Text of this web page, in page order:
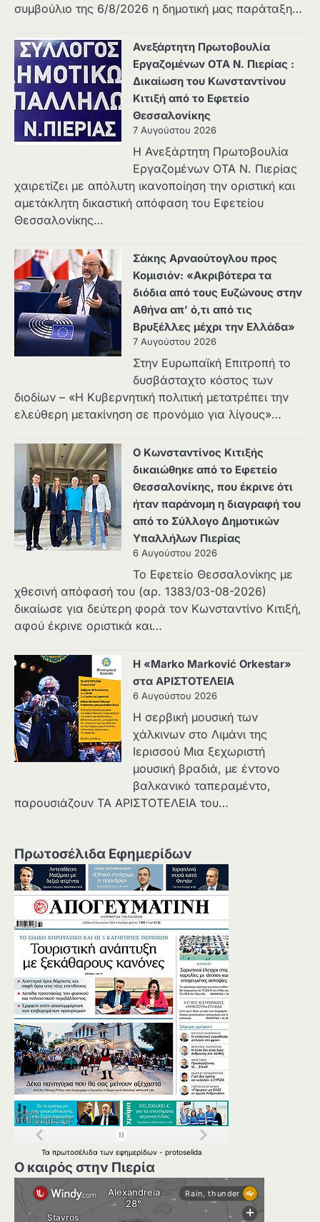
συμβούλιο της 6/8/2026 η δημοτική μας παράταξη…
Ανεξάρτητη Πρωτοβουλία
Εργαζομένων ΟΤΑ Ν. Πιερίας :
Δικαίωση του Κωνσταντίνου
Κιτιξή από το Εφετείο
Θεσσαλονίκης
7 Αυγούστου 2026
Η Ανεξάρτητη Πρωτοβουλία
Εργαζομένων ΟΤΑ Ν. Πιερίας
χαιρετίζει με απόλυτη ικανοποίηση την οριστική και
αμετάκλητη δικαστική απόφαση του Εφετείου
Θεσσαλονίκης…
Σάκης Αρναούτογλου προς
Κομισιόν: «Ακριβότερα τα
διόδια από τους Ευζώνους στην
Αθήνα απ’ ό,τι από τις
Βρυξέλλες μέχρι την Ελλάδα»
7 Αυγούστου 2026
Στην Ευρωπαϊκή Επιτροπή το
δυσβάσταχτο κόστος των
διοδίων – «Η Κυβερνητική πολιτική μετατρέπει την
ελεύθερη μετακίνηση σε προνόμιο για λίγους»…
Ο Κωνσταντίνος Κιτιξής
δικαιώθηκε από το Εφετείο
Θεσσαλονίκης, που έκρινε ότι
ήταν παράνομη η διαγραφή του
από το Σύλλογο Δημοτικών
Υπαλλήλων Πιερίας
6 Αυγούστου 2026
Το Εφετείο Θεσσαλονίκης με
χθεσινή απόφασή του (αρ. 1383/03-08-2026)
δικαίωσε για δεύτερη φορά τον Κωνσταντίνο Κιτιξή,
αφού έκρινε οριστικά και…
Η «Marko Marković Orkestar»
στα ΑΡΙΣΤΟΤΕΛΕΙΑ
6 Αυγούστου 2026
Η σερβική μουσική των
χάλκινων στο Λιμάνι της
Ιερισσού Μια ξεχωριστή
μουσική βραδιά, με έντονο
βαλκανικό ταπεραμέντο,
παρουσιάζουν ΤΑ ΑΡΙΣΤΟΤΕΛΕΙΑ του…
Πρωτοσέλιδα Εφημερίδων
Τα πρωτοσέλιδα των εφημερίδων - protoselida
Ο καιρός στην Πιερία